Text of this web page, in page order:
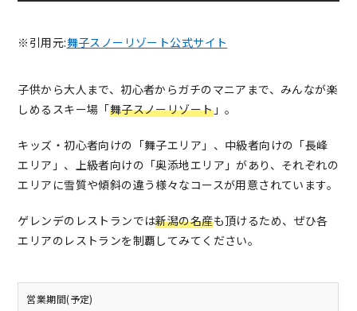
※引用元:舞子スノーリゾート公式サイト
子供から大人まで、初心者からガチのマニアまで、みんなが楽
しめるスキー場「舞子スノーリゾート」。
キッズ・初心者向けの「舞子エリア」、中級者向けの「長峰
エリア」、上級者向けの「奥添地エリア」があり、それぞれの
エリアに雪質や傾斜の違う様々なコースが用意されています。
ゲレンデのレストランでは新潟の名産も頂けるため、ぜひ各
エリアのレストランを制覇してみてください。
営業期間(予定)